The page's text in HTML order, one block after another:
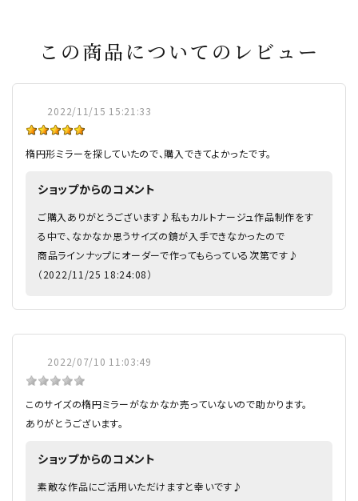
この商品についてのレビュー
2022/11/15 15:21:33
楕円形ミラーを探していたので、購入できてよかったです。
ショップからのコメント
ご購入ありがとうございます♪私もカルトナージュ作品制作をす
る中で、なかなか思うサイズの鏡が入手できなかったので
商品ラインナップにオーダーで作ってもらっている次第です♪
（2022/11/25 18:24:08）
2022/07/10 11:03:49
このサイズの楕円ミラーがなかなか売っていないので助かります。
ありがとうございます。
ショップからのコメント
素敵な作品にご活用いただけますと幸いです♪